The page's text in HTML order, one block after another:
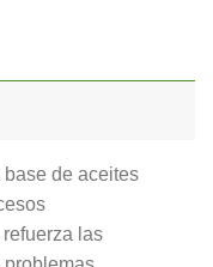
de aceites
las